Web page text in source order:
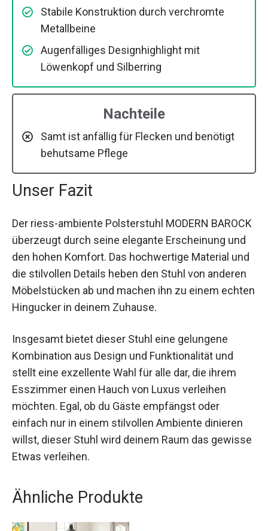
Stabile Konstruktion durch verchromte
Metallbeine
Augenfälliges Designhighlight mit
Löwenkopf und Silberring
Nachteile
Samt ist anfällig für Flecken und benötigt
behutsame Pflege
Unser Fazit
Der riess-ambiente Polsterstuhl MODERN BAROCK
überzeugt durch seine elegante Erscheinung und
den hohen Komfort. Das hochwertige Material und
die stilvollen Details heben den Stuhl von anderen
Möbelstücken ab und machen ihn zu einem echten
Hingucker in deinem Zuhause.
Insgesamt bietet dieser Stuhl eine gelungene
Kombination aus Design und Funktionalität und
stellt eine exzellente Wahl für alle dar, die ihrem
Esszimmer einen Hauch von Luxus verleihen
möchten. Egal, ob du Gäste empfängst oder
einfach nur in einem stilvollen Ambiente dinieren
willst, dieser Stuhl wird deinem Raum das gewisse
Etwas verleihen.
Ähnliche Produkte